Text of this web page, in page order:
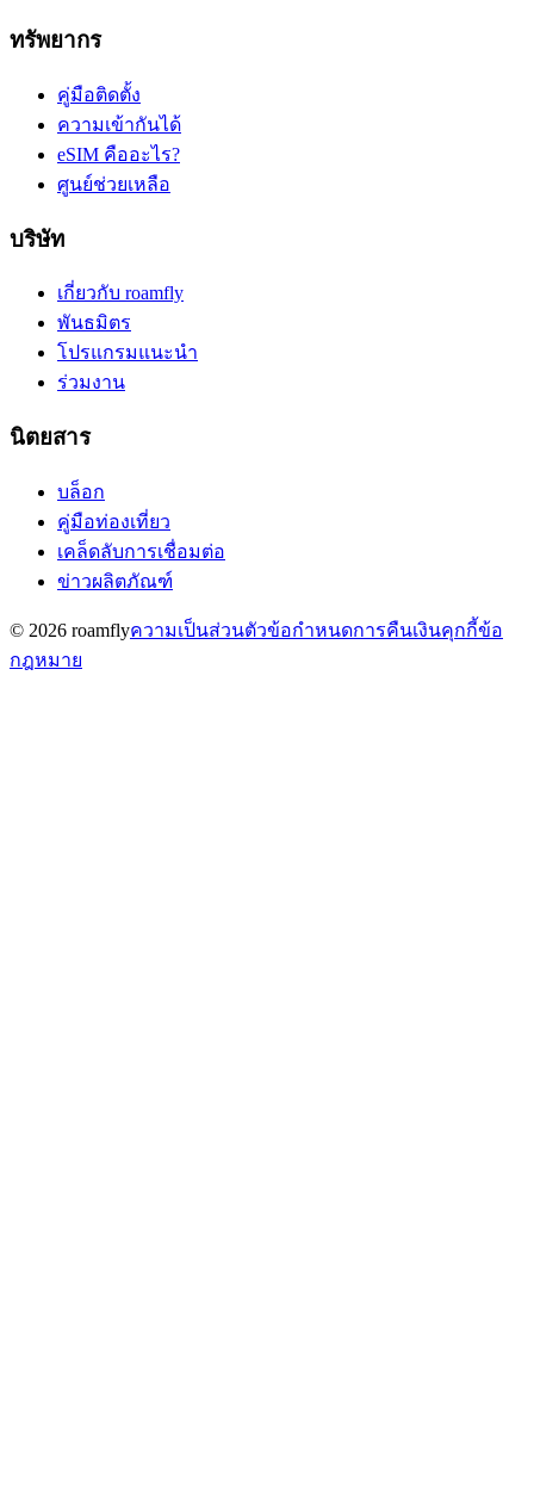
ทรัพยากร
คู่มือติดตั้ง
ความเข้ากันได้
eSIM คืออะไร?
ศูนย์ช่วยเหลือ
บริษัท
เกี่ยวกับ roamfly
พันธมิตร
โปรแกรมแนะนำ
ร่วมงาน
นิตยสาร
บล็อก
คู่มือท่องเที่ยว
เคล็ดลับการเชื่อมต่อ
ข่าวผลิตภัณฑ์
© 2026 roamflyความเป็นส่วนตัวข้อกำหนดการคืนเงินคุกกี้ข้อ
กฎหมาย